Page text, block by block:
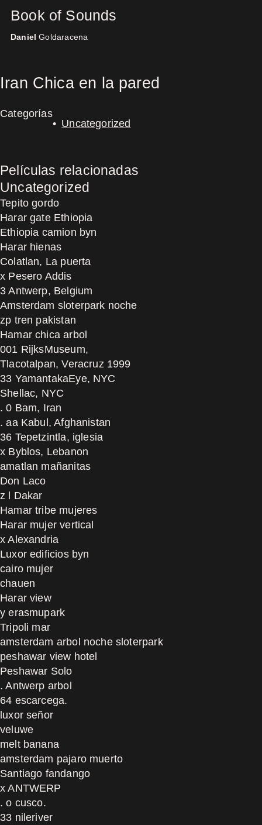
Book of Sounds
Daniel Goldaracena
Iran Chica en la pared
Categorías
Uncategorized
Películas relacionadas
Uncategorized
Tepito gordo
Harar gate Ethiopia
Ethiopia camion byn
Harar hienas
Colatlan, La puerta
x Pesero Addis
3 Antwerp, Belgium
Amsterdam sloterpark noche
zp tren pakistan
Hamar chica arbol
001 RijksMuseum,
Tlacotalpan, Veracruz 1999
33 YamantakaEye, NYC
Shellac, NYC
. 0 Bam, Iran
. aa Kabul, Afghanistan
36 Tepetzintla, iglesia
x Byblos, Lebanon
amatlan mañanitas
Don Laco
z l Dakar
Hamar tribe mujeres
Harar mujer vertical
x Alexandria
Luxor edificios byn
cairo mujer
chauen
Harar view
y erasmupark
Tripoli mar
amsterdam arbol noche sloterpark
peshawar view hotel
Peshawar Solo
. Antwerp arbol
64 escarcega.
luxor señor
veluwe
melt banana
amsterdam pajaro muerto
Santiago fandango
x ANTWERP
. o cusco.
33 nileriver